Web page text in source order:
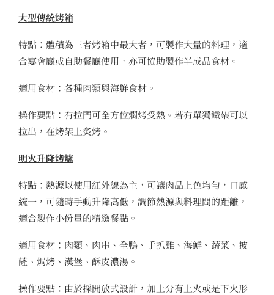
大型傳統烤箱
特點：體積為三者烤箱中最大者，可製作大量的料理，適
合宴會廳或自助餐廳使用，亦可協助製作半成品食材。
適用食材：各種肉類與海鮮食材。
操作要點：有拉門可全方位燜烤受熱。若有單獨鐵架可以
拉出，在烤架上炙烤。
明火升降烤爐
特點：熱源以使用紅外線為主，可讓肉品上色均勻，口感
統一，可隨時手動升降高低，調節熱源與料理間的距離，
適合製作小份量的精緻餐點。
適用食材：肉類、肉串、全鴨、手扒雞、海鮮、蔬菜、披
薩、焗烤、漢堡、酥皮濃湯。
操作要點：由於採開放式設計，加上分有上火或是下火形